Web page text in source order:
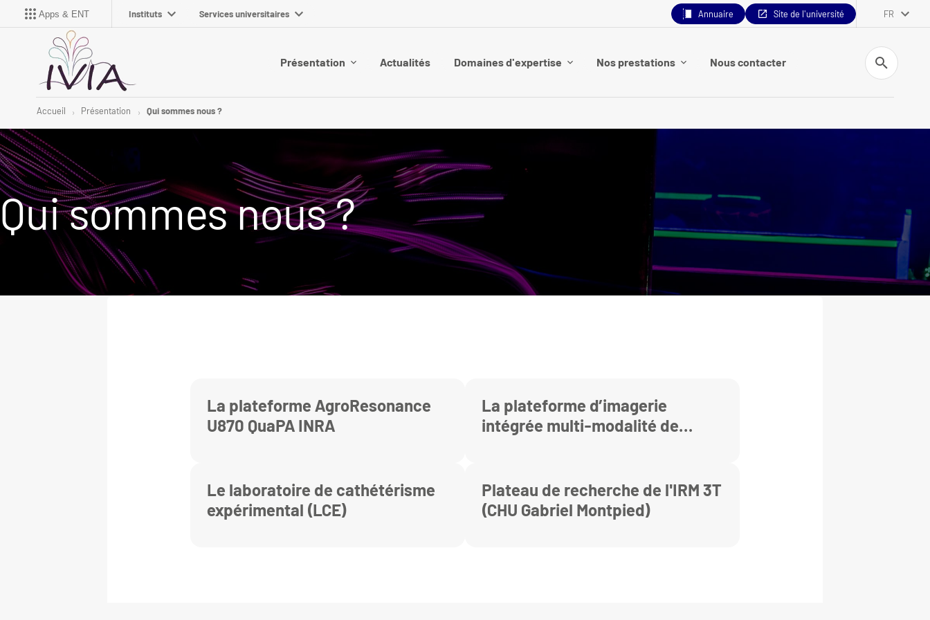
Apps & ENT Instituts Services universitaires Annuaire Site de l'université FR
Présentation Actualités Domaines d'expertise Nos prestations Nous contacter
Recherche
Accueil Présentation Qui sommes nous ?
Qui sommes nous ?
La plateforme AgroResonance
U870 QuaPA INRA
La plateforme d’imagerie
intégrée multi-modalité de
Le laboratoire de cathétérisme
expérimental (LCE)
Plateau de recherche de l'IRM 3T
(CHU Gabriel Montpied)